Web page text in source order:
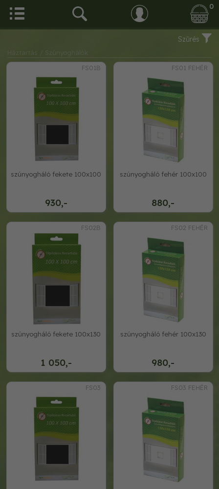
0
Szűrés
Háztartás
/ Szúnyoghálók
FS01B
930,-
szúnyogháló fekete 100x100
FS01 FEHÉR
880,-
szúnyogháló fehér 100x100
FS02B
1 050,-
szúnyogháló fekete 100x130
FS02 FEHÉR
980,-
szúnyogháló fehér 100x130
FS03 FS03 FEHÉR